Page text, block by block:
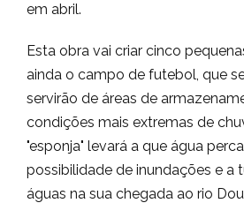
em abril.
Esta obra vai criar cinco
ainda o campo de futebol, que
servirão de áreas de
condições mais extremas de
"esponja" levará a que água
possibilidade de inundações e a
águas na sua chegada ao rio